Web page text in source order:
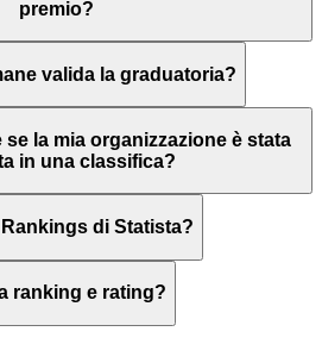
premio?
valida la graduatoria?
la mia organizzazione è stata
in una classifica?
di Statista?
ranking e rating?